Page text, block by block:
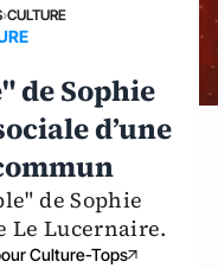
›CULTURE
de Sophie
d’une
de Sophie
Le Lucernaire.
Culture-Tops